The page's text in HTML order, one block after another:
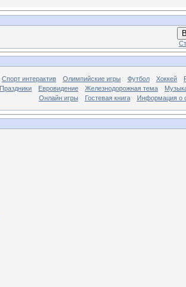
Спорт интерактив Олимпийские игры Футбол Хоккей
Праздники Евровидение Железнодорожная тема
Онлайн игры
Гостевая книга Информация о